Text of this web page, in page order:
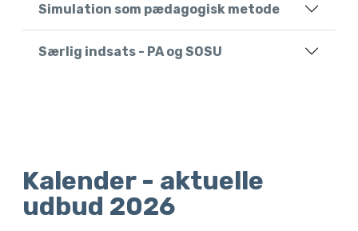
Simulation som pædagogisk metode
Særlig indsats - PA og SOSU
Kalender - aktuelle
udbud 2026